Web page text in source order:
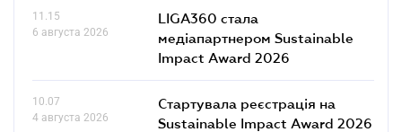
11.15
6 августа 2026
LIGA360 стала
медіапартнером Sustainable
Impact Award 2026
10.07
4 августа 2026
Стартувала реєстрація на
Sustainable Impact Award 2026